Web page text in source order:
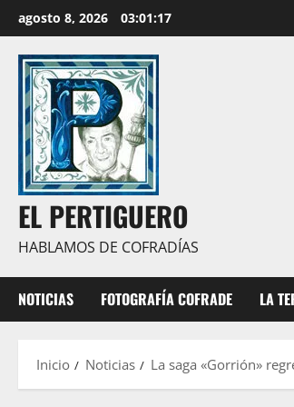
al
contenido
agosto 8, 2026 03:01:18
EL PERTIGUERO
HABLAMOS DE COFRADÍAS
NOTICIAS FOTOGRAFÍA COFRADE LA
Inicio Noticias La saga «Gorrión»